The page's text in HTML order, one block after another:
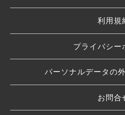
利用規
プライバシー
パーソナルデータの
お問合